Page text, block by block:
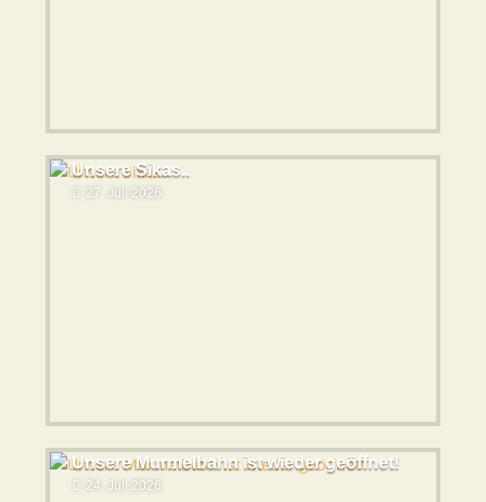
Unsere Sikas..
27. Juli 2026
Unsere Murmelbahn ist wieder geöffnet!
24. Juli 2026